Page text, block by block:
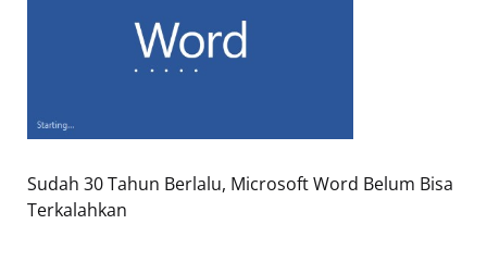
Sudah 30 Tahun Berlalu, Microsoft Word Belum Bisa
Terkalahkan